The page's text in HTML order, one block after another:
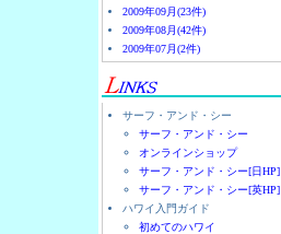
2009年09月(23件)
2009年08月(42件)
2009年07月(2件)
サーフ・アンド・シー
サーフ・アンド・シー
オンラインショップ
サーフ・アンド・シー[日HP]
サーフ・アンド・シー[英HP]
ハワイ入門ガイド
初めてのハワイ